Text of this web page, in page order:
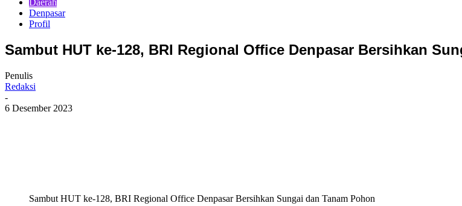
Daerah
Denpasar
Profil
Sambut HUT ke-128, BRI Regional Office Denpasar Bersihkan
Penulis
Redaksi
-
6 Desember 2023
Sambut HUT ke-128, BRI Regional Office Denpasar Bersihkan Sungai dan Tanam Pohon